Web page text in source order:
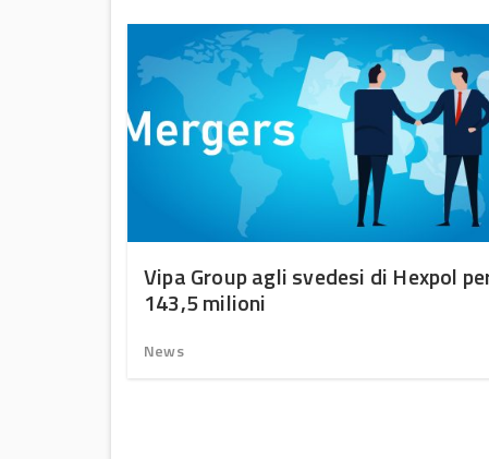
Vipa Group agli svedesi di Hexpol
143,5 milioni
News